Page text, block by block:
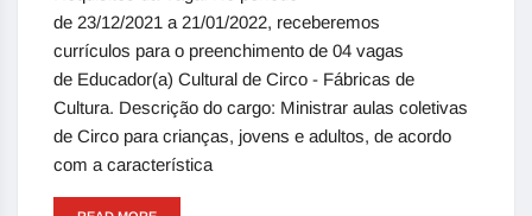
de 23/12/2021 a 21/01/2022, receberemos
currículos para o preenchimento de 04 vagas
de Educador(a) Cultural de Circo - Fábricas de
Cultura. Descrição do cargo: Ministrar aulas coletivas
de Circo para crianças, jovens e adultos, de acordo
com a característica